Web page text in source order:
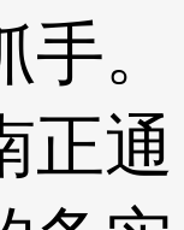
。
正通